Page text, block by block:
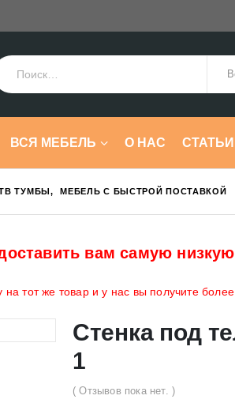
ВСЯ МЕБЕЛЬ О НАС СТАТЬИ
ТУМБЫ, МЕБЕЛЬ С БЫСТРОЙ ПОСТАВКОЙ
вам самую
тот же товар и у нас вы получите
Стенка под
1
( Отзывов пока нет. )